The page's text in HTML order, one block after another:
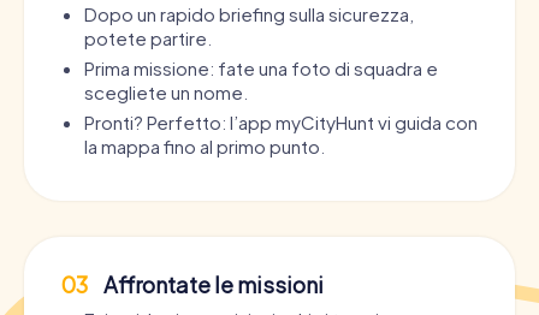
Dopo un rapido briefing sulla sicurezza,
potete partire.
Prima missione: fate una foto di squadra e
scegliete un nome.
Pronti? Perfetto: l’app myCityHunt vi guida con
la mappa fino al primo punto.
03 Affrontate le missioni